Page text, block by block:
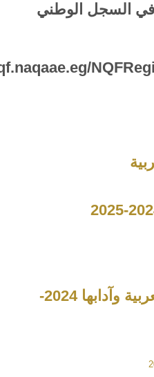
السجل الوطني
توصيف برنامج اللغة العربية وآدابها 2024-